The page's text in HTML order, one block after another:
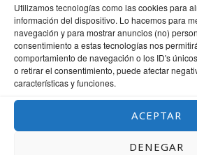
Utilizamos tecnologías como las cookies para
información del dispositivo. Lo hacemos para
navegación y para mostrar anuncios (no)
consentimiento a estas tecnologías nos
comportamiento de navegación o los ID's
o retirar el consentimiento, puede afectar
características y funciones.
ACEPTAR
DENEGAR
NOMBRE*
CORREO ELECTRÓNICO